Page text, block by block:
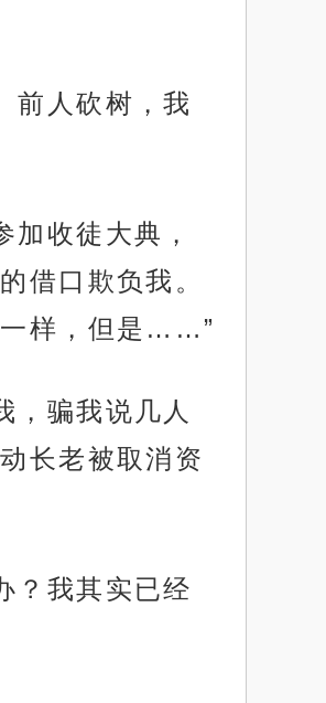
前人砍树，我
收徒大典，
借口欺负我。
一样，但是……”
，骗我说几人
长老被取消资
？我其实已经